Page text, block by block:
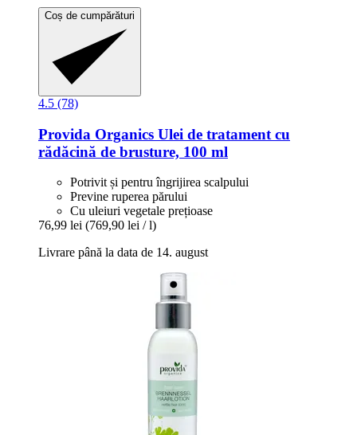
Coș de cumpărături
4.5 (78)
Provida Organics Ulei de tratament cu
rădăcină de brusture, 100 ml
Potrivit și pentru îngrijirea scalpului
Previne ruperea părului
Cu uleiuri vegetale prețioase
76,99 lei (769,90 lei / l)
Livrare până la data de 14. august